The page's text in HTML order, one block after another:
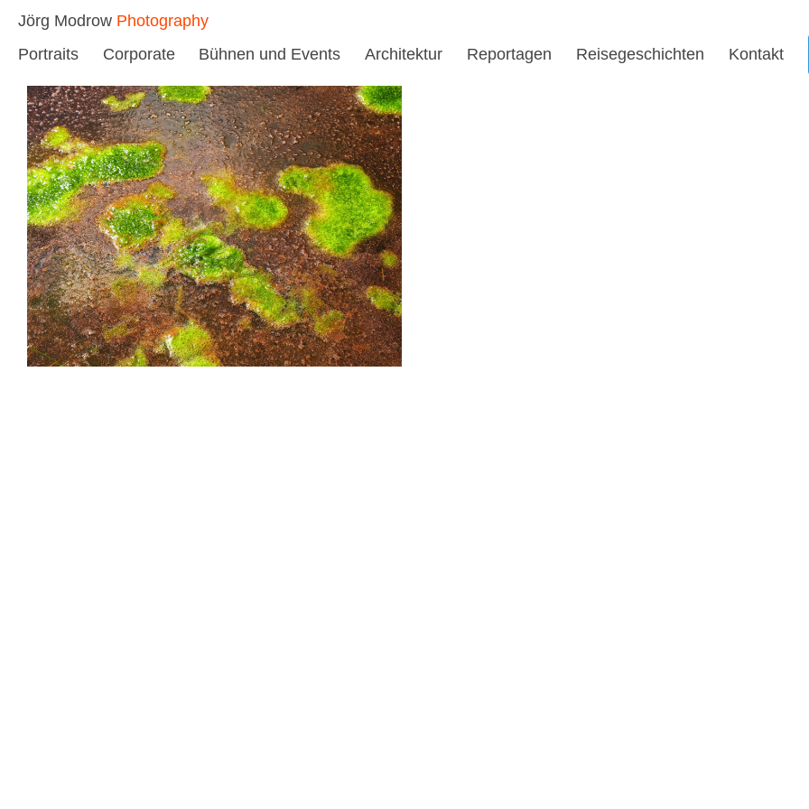
Jörg Modrow Photography
Portraits Corporate Bühnen und Events Architektur Reportagen Reisegeschichten Kontakt